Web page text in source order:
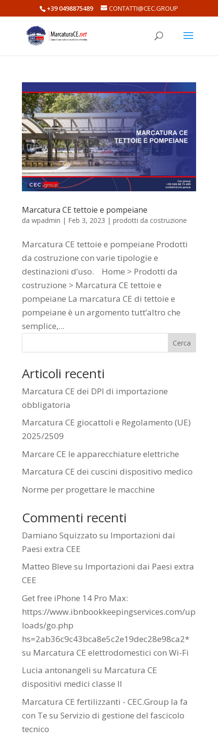
+39 0498875489 CONTATTI@CEC.GROUP
Marcatura CE tettoie e pompeiane
da wpadmin | Feb 3, 2023 | prodotti da costruzione
Marcatura CE tettoie e pompeiane Prodotti
da costruzione con varie tipologie e
destinazioni d’uso. Home > Prodotti da
costruzione > Marcatura CE tettoie e
pompeiane La marcatura CE di tettoie e
pompeiane è un argomento tutt’altro che
semplice,...
Cerca
Articoli recenti
Marcatura CE dei DPI di importazione
obbligatoria
Marcatura CE giocattoli e Regolamento (UE)
2025/2509
Marcare CE le apparecchiature elettriche
Marcatura CE dei cuscini dispositivo medico
Norme per progettare le macchine
Commenti recenti
Damiano Squizzato su Importazioni dai
Paesi extra CEE
Matteo Bleve su Importazioni dai Paesi extra
CEE
Get free iPhone 14 Pro Max:
https://www.ibnbookkeepingservices.com/up
loads/go.php
hs=2ab36c9c43bca8e5c2e19dec28e98ca2*
su Marcatura CE elettrodomestici con Wi-Fi
Lucia antonangeli su Marcatura CE
dispositivi medici classe II
Marcatura CE fertilizzanti - CEC.Group la fa
con Te su Servizio di gestione del fascicolo
tecnico